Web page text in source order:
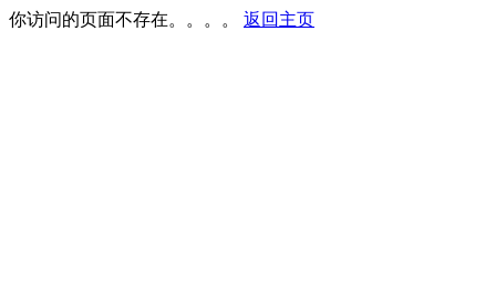
你访问的页面不存在。。。。 返回主页